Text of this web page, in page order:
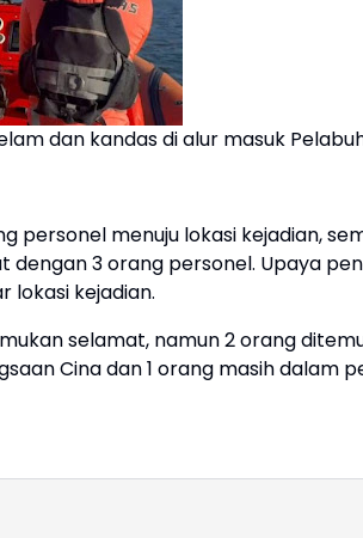
dan kandas di alur masuk
personel menuju lokasi kejadian,
dengan 3 orang personel. Upaya
lokasi kejadian.
selamat, namun 2 orang
Cina dan 1 orang masih dalam